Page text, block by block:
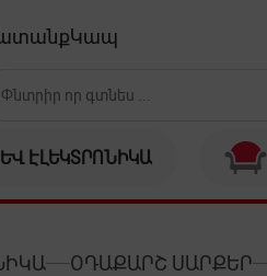
Կապ
ԷԼԵԿՏՐՈՆԻԿԱ
ՕԴԱՔԱՐՇ ՍԱՐՔԵՐ